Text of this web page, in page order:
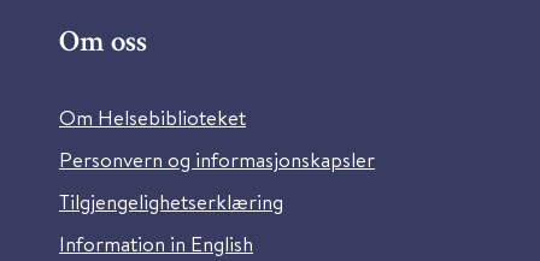
Om oss
Om Helsebiblioteket
Personvern og informasjonskapsler
Tilgjengelighetserklæring
Information in English